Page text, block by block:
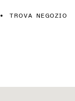
TROVA NEGOZIO